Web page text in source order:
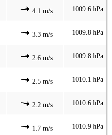
4.1 m/s 1009.6 hPa
3.3 m/s 1009.8 hPa
2.6 m/s 1009.8 hPa
2.5 m/s 1010.1 hPa
2.2 m/s 1010.6 hPa
1.7 m/s 1010.9 hPa